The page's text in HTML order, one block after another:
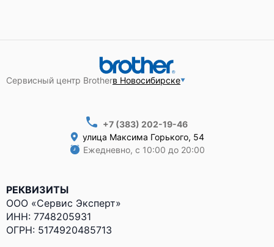
Сервисный центр Brotherв Новосибирске
+7 (383) 202-19-46
улица Максима Горького, 54
Ежедневно, с 10:00 до 20:00
РЕКВИЗИТЫ
ООО «Сервис Эксперт»
ИНН: 7748205931
ОГРН: 5174920485713